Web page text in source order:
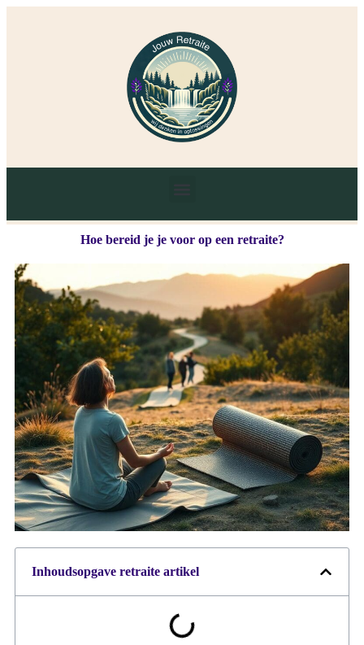
Hoe bereid je je voor op een retraite?
Inhoudsopgave retraite artikel